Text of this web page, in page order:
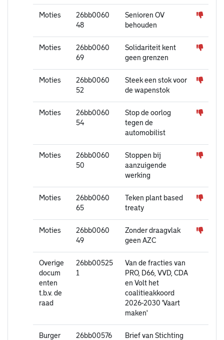
Moties
26bb0060
48
Senioren OV
behouden
Moties
26bb0060
69
Solidariteit kent
geen grenzen
Moties
26bb0060
52
Steek een stok voor
de wapenstok
Moties
26bb0060
54
Stop de oorlog
tegen de
automobilist
Moties
26bb0060
50
Stoppen bij
aanzuigende
werking
Moties
26bb0060
65
Teken plant based
treaty
Moties
26bb0060
49
Zonder draagvlak
geen AZC
Overige
docum
enten
t.b.v. de
raad
26bb00525
1
Van de fracties van
PRO, D66, VVD, CDA
en Volt het
coalitieakkoord
2026-2030 'Vaart
maken'
Burger
26bb00576
Brief van Stichting